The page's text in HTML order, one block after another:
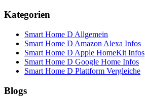
Kategorien
Smart Home D Allgemein
Smart Home D Amazon Alexa Infos
Smart Home D Apple HomeKit Infos
Smart Home D Google Home Infos
Smart Home D Plattform Vergleiche
Blogs